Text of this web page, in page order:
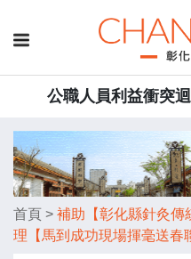
公職人員利益衝突
首頁 > 補助【彰化縣針灸傳
理【馬到成功現場揮毫送春